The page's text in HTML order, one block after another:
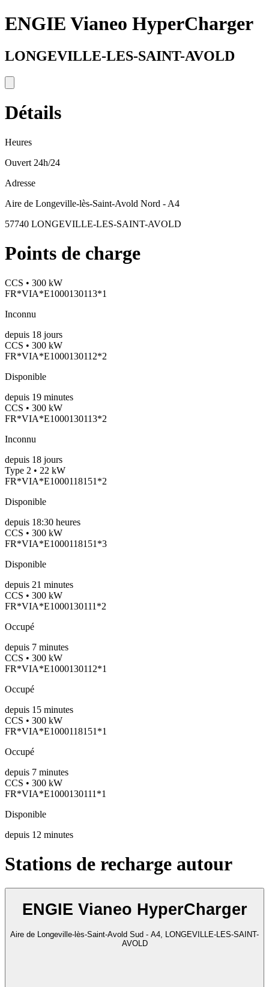
ENGIE Vianeo HyperCharger
LONGEVILLE-LES-SAINT-AVOLD
Détails
Heures
Ouvert 24h/24
Adresse
Aire de Longeville-lès-Saint-Avold Nord - A4
57740 LONGEVILLE-LES-SAINT-AVOLD
Points de charge
CCS • 300 kW
FR*VIA*E1000130113*1
Inconnu
depuis 18 jours
CCS • 300 kW
FR*VIA*E1000130112*2
Disponible
depuis 19 minutes
CCS • 300 kW
FR*VIA*E1000130113*2
Inconnu
depuis 18 jours
Type 2 • 22 kW
FR*VIA*E1000118151*2
Disponible
depuis 18:30 heures
CCS • 300 kW
FR*VIA*E1000118151*3
Disponible
depuis 21 minutes
CCS • 300 kW
FR*VIA*E1000130111*2
Occupé
depuis 7 minutes
CCS • 300 kW
FR*VIA*E1000130112*1
Occupé
depuis 15 minutes
CCS • 300 kW
FR*VIA*E1000118151*1
Occupé
depuis 7 minutes
CCS • 300 kW
FR*VIA*E1000130111*1
Disponible
depuis 12 minutes
Stations de recharge autour
ENGIE Vianeo HyperCharger
Aire de Longeville-lès-Saint-Avold Sud - A4, LONGEVILLE-LES-SAINT-
AVOLD